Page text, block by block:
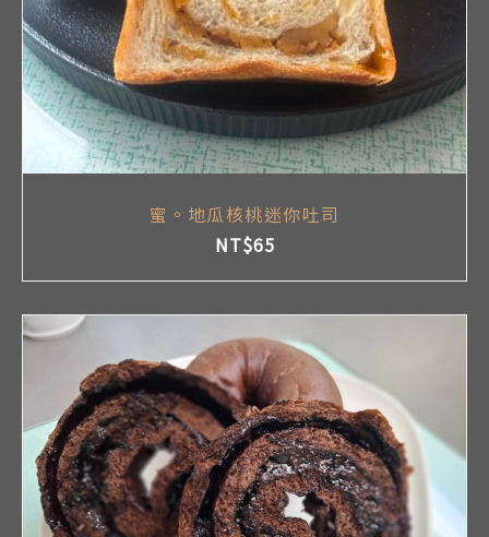
蜜。地瓜核桃迷你吐司
NT$65